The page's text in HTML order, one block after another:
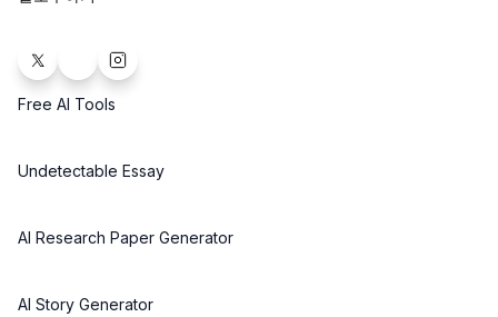
Free AI Tools
Undetectable Essay
AI Research Paper Generator
AI Story Generator